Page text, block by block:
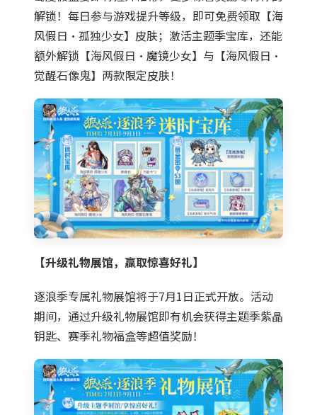
解锁！每日参与游戏提升等级，即可免费领取【海
风假日·孤独少女】皮肤；激活主题季宝库，还能
额外解锁【海风假日·魔镜少女】与【海风假日·
觉醒石像鬼】两款限定皮肤！
【升级礼物展馆，赢取惊喜好礼】
逐浪季专属礼物展馆将于7月1日正式开放。活动
期间，通过升级礼物展馆即有机会获得主题季紫晶
钥匙、赛季礼物福盒等超值奖励！